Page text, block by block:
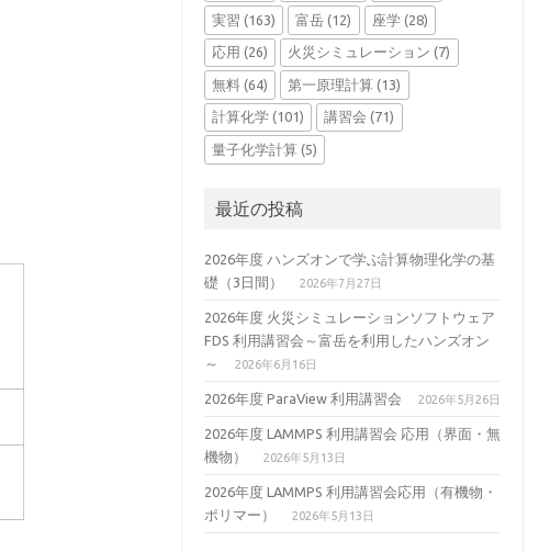
実習 (163) 富岳 (12) 座学 (28)
応用 (26) 火災シミュレーション (7)
無料(64) 第一原理計算 (13)
計算化学(101) 講習会 (71)
量子化学計算(5)
最近の投稿
2026年度 ハンズオンで学ぶ計算物理化学の基
礎（3日間）
2026年7月27日
2026年度 火災シミュレーションソフトウェア
FDS 利用講習会～富岳を利用したハンズオン
～
2026年6月16日
2026年度 ParaView 利用講習会 2026年5月26日
2026年度 LAMMPS 利用講習会 応用（界面・無
機物）
2026年5月13日
2026年度 LAMMPS 利用講習会応用（有機物・
ポリマー）
2026年5月13日